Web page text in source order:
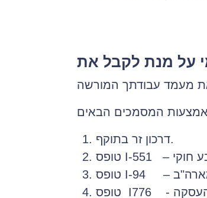
דרכון זר בתוקף.